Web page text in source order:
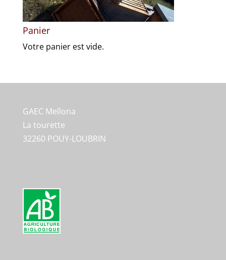
Panier
Votre panier est vide.
GAEC Mellona
La tourette
32260 POUY-LOUBRIN